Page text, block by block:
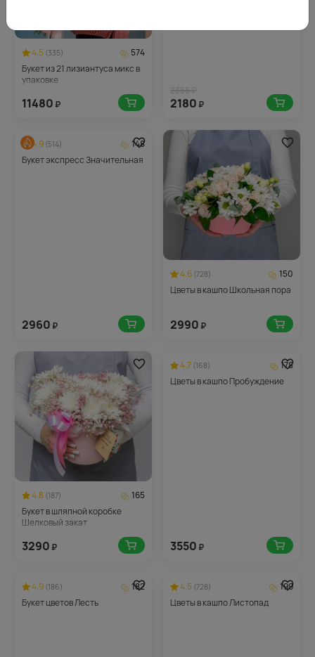
4.5 (335)
574
Букет из 21 лизиантуса микс в
упаковке
11480 ₽ 2180 ₽
4.9 (514)
148
Букет экспресс Значительная
2960 ₽
4.6 (728)
150
Цветы в кашпо Школьная пора
2990 ₽
4.8 (187)
165
Букет в шляпной коробке
Шелковый закат
3290 ₽
4.7 (168)
178
Цветы в кашпо Пробуждение
3550 ₽
4.9 (186)
182
Букет цветов Лесть
4.5 (728)
199
Цветы в кашпо Листопад